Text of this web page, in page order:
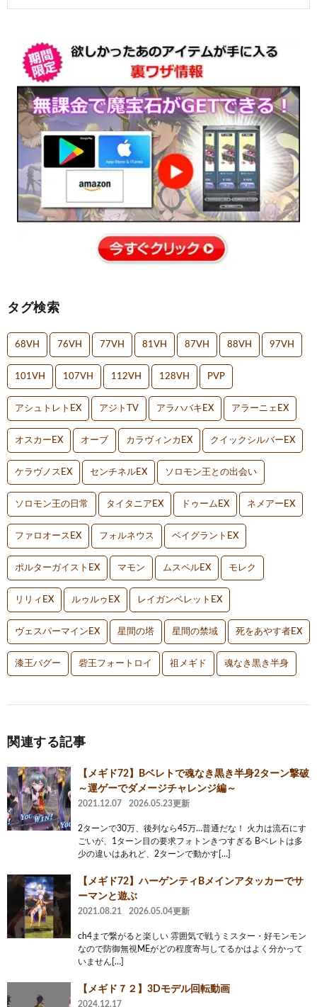
タグ検索
68VH 76VH 77VH 81VH 87VH 88VH 97VH
101VH 107VH 112VH 128VH PVP
アシュトレトEX アジトTV アラハバキEX アラーニェEX
オスカーEX オーブ カラヴィンカEX クイックシルバーEX
ケラヴノスEX センチネルEX ソロモン王との出会い
ソロモン王の日常 タイタニアEX ドゥームEX ネメアーEX
ファロオースEX フォルネウス ベイグラントEX
ポルターガイストEX マモン ムスペルEX モレク
リリィEX ルゥルゥEX レイガンベレットEX
ヴェスパーマインEX 星間の塔 星間の禁域 死をあやす者EX
漆王バグー 砦王フォートロイ 祖メギド 魂なき黒き半身
関連する記事
【メギド72】Bベレトで魂なき黒き半身2ターン撃破
～運ゲーでダメージチャレンジ編～
2021.12.07 2026.05.23更新
2ターンで30万、後列なら45万…普通だな！ 火力は流石にす
ごいが、1ターン目の要求フォトンきつすぎる Bベレトは多
少の違いはあれど、2ターンで動かす[…]
【メギド72】ハーゲンティBメインアタッカーでサ
ーマンと遊ぶ
2021.08.21 2026.05.04更新
ch4まで繋がると楽しい 雰囲気で戦うミスター・好モンモン
なので防御無視MEがどの程度寄与してるかはよく分かって
いません[…]
【メギド７２】3Dモデル回転動画
2024.12.17